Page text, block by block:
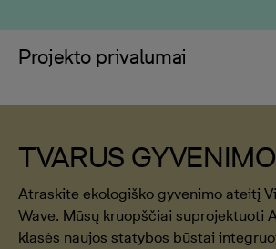
Projekto privalumai
TVARUS
Atraskite ekologiško gyvenimo ateitį
Wave. Mūsų kruopščiai suprojektuoti
klasės naujos statybos būstai